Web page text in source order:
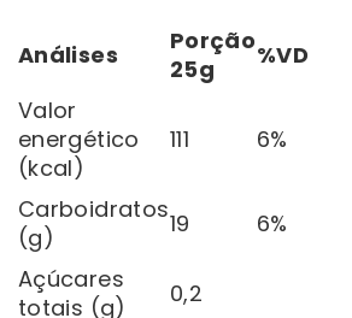
Análises
Porção
25g
%VD
Valor
energético
(kcal)
111 6%
Carboidratos
(g)
19
6%
Açúcares
totais (g)
0,2